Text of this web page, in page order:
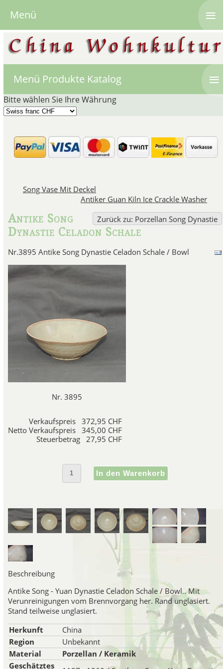
Tenmoku Tea Bowls,
In der Song Dynastie wurde
Das Porzellan der Song-
dichten grünlich-blauen Glasur
aufweist. Das Porzellan
Guan Porzellan ist eine
wahrscheinlich zuerst im
Hangzhou in der Provinz
Hof vor den Eindringlingen
Porzellan besteht aus
Ge
Ge Porzellan hat einen
grauweisse Glasur mit einem
ihrer dekorativen
Menü Produkte Katalog ≡
Bitte wählen Sie Ihre Währung
Song Vase Mit Deckel
Antiker Guan Kiln Ice Crackle Washer
Zurück zu: Porzellan Song Dynastie
Antike Song
Dynastie Celadon Schale
Nr.3895 Antike Song Dynastie Celadon Schale / Bowl
Nr. 3895
Verkaufspreis
372,95 CHF
Netto Verkaufspreis
345,00 CHF
Steuerbetrag
27,95 CHF
Beschreibung
Antike Song - Yuan Dynastie Celadon Schale / Bowl.. Mit
Verunreinigungen vom Brennvorgang her. Rand unglasiert.
Stand teilweise unglasiert.
Herkunft
China
Region
Unbekannt
Material
Porzellan / Keramik
Geschätztes
Menü ≡